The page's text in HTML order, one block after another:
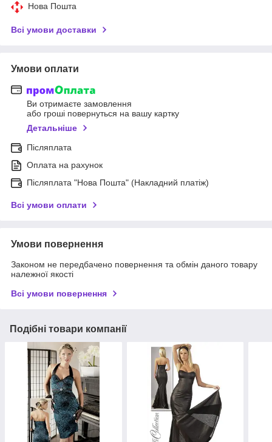
Нова Пошта
Всі умови доставки
Умови оплати
Ви отримаєте замовлення
або гроші повернуться на вашу картку
Детальніше
Післяплата
Оплата на рахунок
Післяплата "Нова Пошта" (Накладний платіж)
Всі умови оплати
Умови повернення
Законом не передбачено повернення та обмін даного товару
належної якості
Всі умови повернення
Подібні товари компанії